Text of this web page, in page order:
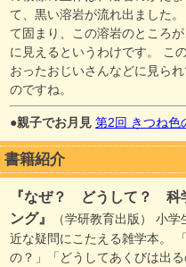
て、黒い溶岩が流れ出ました
て固まり、この溶岩のところ
に見えるというわけです。 こ
おったおじいさんなどに見ら
のですね。
●親子でお月見 第2回 きつね色
書籍紹介
『なぜ？ どうして？ 科
ング』
（学研教育出版） 小
近な疑問にこたえる雑学本。
の？」「どうしてあくびは出